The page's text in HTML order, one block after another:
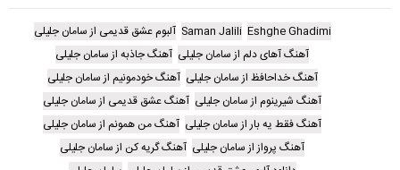
Eshghe Ghadimi
Saman Jalili آلبوم عشق قدیمی از سامان جلیلی
آهنگ آهای دلم از سامان جلیلی آهنگ جاذبه از سامان جلیلی
آهنگ خداحافظ از سامان جلیلی آهنگ خودمونیم از سامان جلیلی
آهنگ شیرینوم از سامان جلیلی آهنگ عشق قدیمی از سامان جلیلی
آهنگ فقط یه بار از سامان جلیلی آهنگ من همونم از سامان جلیلی
آهنگ پرواز از سامان جلیلی آهنگ گریه کن از سامان جلیلی